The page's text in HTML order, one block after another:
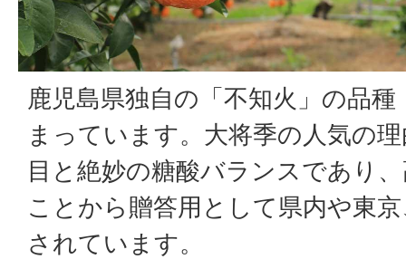
鹿児島県独自の「不知火」の品
まっています。大将季の人気の
目と絶妙の糖酸バランスであり
ことから贈答用として県内や東
されています。